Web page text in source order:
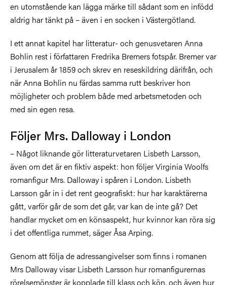
en utomstående kan lägga märke till sådant som en infödd
aldrig har tänkt på – även i en socken i Västergötland.
I ett annat kapitel har litteratur- och genusvetaren Anna
Bohlin rest i författaren Fredrika Bremers fotspår. Bremer var
i Jerusalem år 1859 och skrev en reseskildring därifrån, och
när Anna Bohlin nu färdas samma rutt beskriver hon
möjligheter och problem både med arbetsmetoden och
med sin egen resa.
Följer Mrs. Dalloway i London
– Något liknande gör litteraturvetaren Lisbeth Larsson,
även om det är en fiktiv aspekt: hon följer Virginia Woolfs
romanfigur Mrs. Dalloway i spåren i London. Lisbeth
Larsson går in i det rent geografiskt: hur har karaktärerna
gått, varför går de som det går, var kan de inte gå? Det
handlar mycket om en könsaspekt, hur kvinnor kan röra sig
i det offentliga rummet, säger Åsa Arping.
Genom att följa de adressangivelser som finns i romanen
Mrs Dalloway visar Lisbeth Larsson hur romanfigurernas
rörelsemönster är kopplade till klass och kön, och även hur